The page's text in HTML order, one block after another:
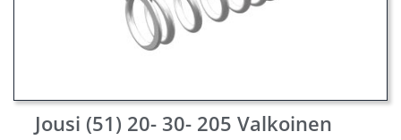
Jousi (51) 20- 30- 205 Valkoinen